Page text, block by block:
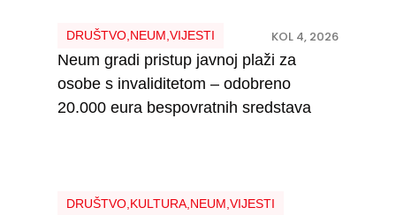
DRUŠTVO, NEUM VIJESTI KOL 4, 2026
Neum gradi pristup javnoj plaži za
osobe s invaliditetom – odobreno
20.000 eura bespovratnih sredstava
DRUŠTVO, KULTURA, NEUM VIJESTI